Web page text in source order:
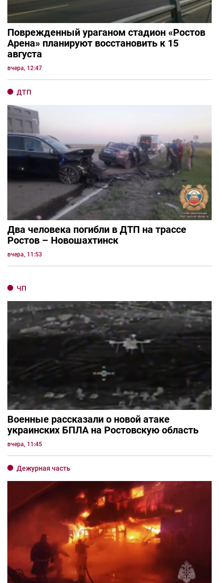
Поврежденный ураганом стадион «Ростов
Арена» планируют восстановить к 15
августа
вчера, 12:47
ДТП
Два человека погибли в ДТП на трассе
Ростов – Новошахтинск
вчера, 11:53
ЧП
Военные рассказали о новой атаке
украинских БПЛА на Ростовскую область
вчера, 11:45
Дежурная часть